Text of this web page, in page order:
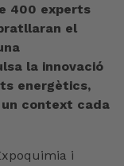
400 experts
el
la innovació
energètics,
context cada
i